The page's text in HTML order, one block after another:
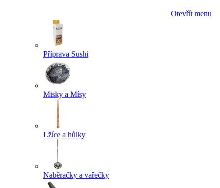
Otevřít menu
Příprava Sushi
Misky a Mísy
Lžíce a hůlky
Naběračky a vařečky